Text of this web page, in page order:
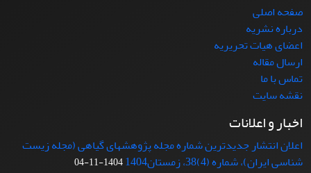
صفحه اصلی
درباره نشریه
اعضای هیات تحریریه
ارسال مقاله
تماس با ما
نقشه سایت
اخبار و اعلانات
اعلان انتشار جدیدترین شماره مجله پژوهشهای گیاهی (مجله زیست
شناسی ایران)، شماره (4)38، زمستان1404
1404-11-04